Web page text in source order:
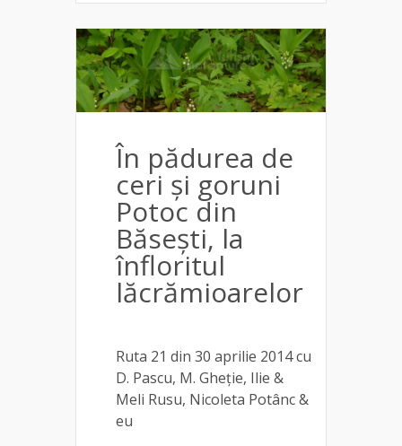
În pădurea de
ceri și goruni
Potoc din
Băsești, la
înfloritul
lăcrămioarelor
Ruta 21 din 30 aprilie 2014 cu
D. Pascu, M. Gheție, Ilie &
Meli Rusu, Nicoleta Potânc &
eu